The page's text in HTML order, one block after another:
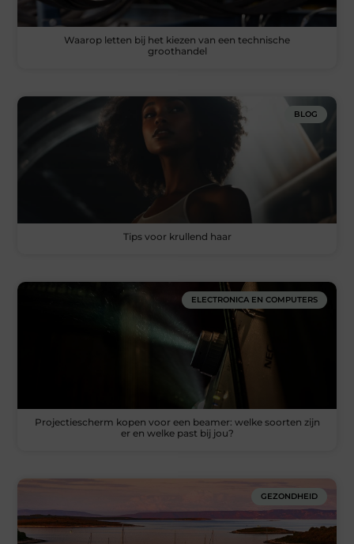
Waarop letten bij het kiezen van een technische
groothandel
BLOG
Tips voor krullend haar
ELECTRONICA EN COMPUTERS
Projectiescherm kopen voor een beamer: welke soorten zijn
er en welke past bij jou?
GEZONDHEID